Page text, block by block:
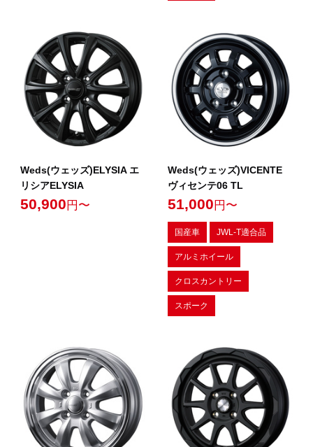
Weds(ウェッズ)ELYSIA エ
リシアELYSIA
50,900 円〜
Weds(ウェッズ)VICENTE
ヴィセンテ06 TL
51,000 円〜
国産車 JWL-T適合品
アルミホイール
クロスカントリー
スポーク